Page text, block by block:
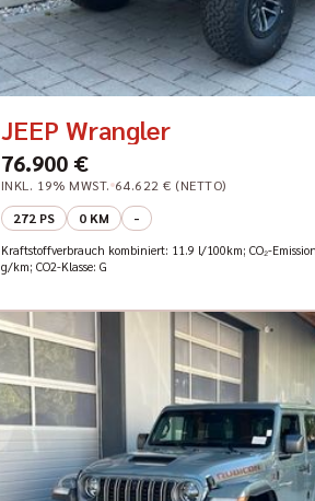
JEEP Wrangler
76.900 €
INKL. 19% MWST. 64.622 € (NETTO)
272 PS
0 KM -
Kraftstoffverbrauch kombiniert: 11.9 l/100km; CO₂-
g/km; CO2-Klasse: G